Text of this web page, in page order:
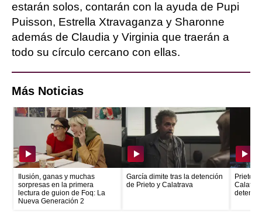
estarán solos, contarán con la ayuda de Pupi
Puisson, Estrella Xtravaganza y Sharonne
además de Claudia y Virginia que traerán a
todo su círculo cercano con ellas.
Más Noticias
Ilusión, ganas y muchas
sorpresas en la primera
lectura de guion de Foq: La
Nueva Generación 2
García dimite tras la detención
de Prieto y Calatrava
Prieto